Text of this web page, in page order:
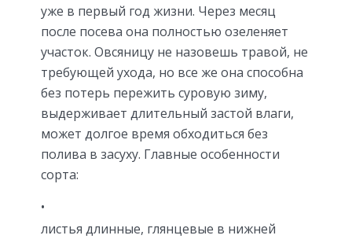
уже в первый год жизни. Через месяц
после посева она полностью озеленяет
участок. Овсяницу не назовешь травой, не
требующей ухода, но все же она способна
без потерь пережить суровую зиму,
выдерживает длительный застой влаги,
может долгое время обходиться без
полива в засуху. Главные особенности
сорта:
листья длинные, глянцевые в нижней